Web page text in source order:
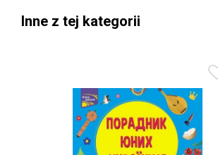
Inne z tej kategorii